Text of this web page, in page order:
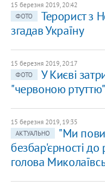
15 березня 2019, 20:42
ФОТО
Терорист з
згадав Україну
15 березня 2019, 20:17
ФОТО
У Києві
"червоною ртуттю"
15 березня 2019, 19:35
АКТУАЛЬНО
"Ми
безбар'єрності до
голова